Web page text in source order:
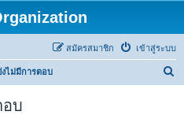
เข้าสู่ระบบ
สมัครสมาชิก
ไม่มีการตอบ
อบ